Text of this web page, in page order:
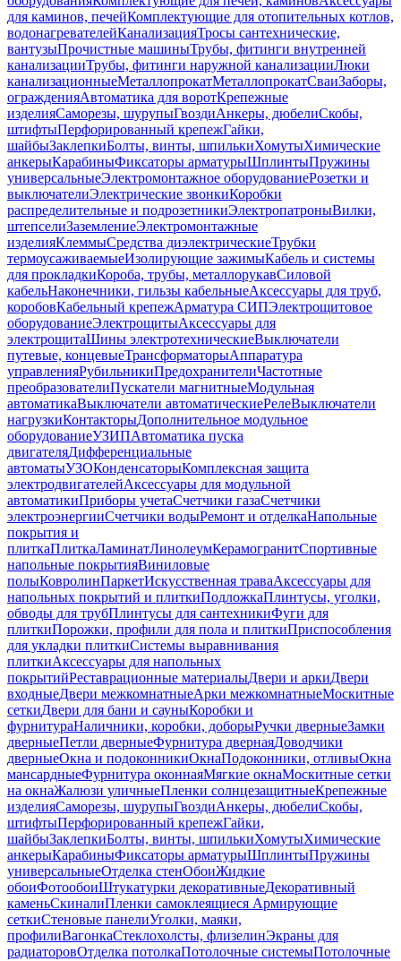
для каминов, печейКомплектующие для отопительных котлов,
водонагревателейКанализацияТросы сантехнические,
вантузыПрочистные машиныТрубы, фитинги внутренней
канализацииТрубы, фитинги наружной канализацииЛюки
канализационныеМеталлопрокатМеталлопрокатСваиЗаборы,
огражденияАвтоматика для воротКрепежные
изделияСаморезы, шурупыГвоздиАнкеры, дюбелиСкобы,
штифтыПерфорированный крепежГайки,
шайбыЗаклепкиБолты, винты, шпилькиХомутыХимические
анкерыКарабиныФиксаторы арматурыШплинтыПружины
универсальныеЭлектромонтажное оборудованиеРозетки и
выключателиЭлектрические звонкиКоробки
распределительные и подрозетникиЭлектропатроныВилки,
штепселиЗаземлениеЭлектромонтажные
изделияКлеммыСредства диэлектрическиеТрубки
термоусаживаемыеИзолирующие зажимыКабель и системы
для прокладкиКороба, трубы, металлорукавСиловой
кабельНаконечники, гильзы кабельныеАксессуары для труб,
коробовКабельный крепежАрматура СИПЭлектрощитовое
оборудованиеЭлектрощитыАксессуары для
электрощитаШины электротехническиеВыключатели
путевые, концевыеТрансформаторыАппаратура
управленияРубильникиПредохранителиЧастотные
преобразователиПускатели магнитныеМодульная
автоматикаВыключатели автоматическиеРелеВыключатели
нагрузкиКонтакторыДополнительное модульное
оборудованиеУЗИПАвтоматика пуска
двигателяДифференциальные
автоматыУЗОКонденсаторыКомплексная защита
электродвигателейАксессуары для модульной
автоматикиПриборы учетаСчетчики газаСчетчики
электроэнергииСчетчики водыРемонт и отделкаНапольные
покрытия и
плиткаПлиткаЛаминатЛинолеумКерамогранитСпортивные
напольные покрытияВиниловые
полыКовролинПаркетИскусственная траваАксессуары для
напольных покрытий и плиткиПодложкаПлинтусы, уголки,
обводы для трубПлинтусы для сантехникиФуги для
плиткиПорожки, профили для пола и плиткиПриспособления
для укладки плиткиСистемы выравнивания
плиткиАксессуары для напольных
покрытийРеставрационные материалыДвери и аркиДвери
входныеДвери межкомнатныеАрки межкомнатныеМоскитные
сеткиДвери для бани и сауныКоробки и
фурнитураНаличники, коробки, доборыРучки дверныеЗамки
дверныеПетли дверныеФурнитура двернаяДоводчики
дверныеОкна и подоконникиОкнаПодоконники, отливыОкна
мансардныеФурнитура оконнаяМягкие окнаМоскитные сетки
на окнаЖалюзи уличныеПленки солнцезащитныеКрепежные
изделияСаморезы, шурупыГвоздиАнкеры, дюбелиСкобы,
штифтыПерфорированный крепежГайки,
шайбыЗаклепкиБолты, винты, шпилькиХомутыХимические
анкерыКарабиныФиксаторы арматурыШплинтыПружины
универсальныеОтделка стенОбоиЖидкие
обоиФотообоиШтукатурки декоративныеДекоративный
каменьСкиналиПленки самоклеящиеся Армирующие
сеткиСтеновые панелиУголки, маяки,
профилиВагонкаСтеклохолсты, флизелинЭкраны для
радиаторовОтделка потолкаПотолочные системыПотолочные